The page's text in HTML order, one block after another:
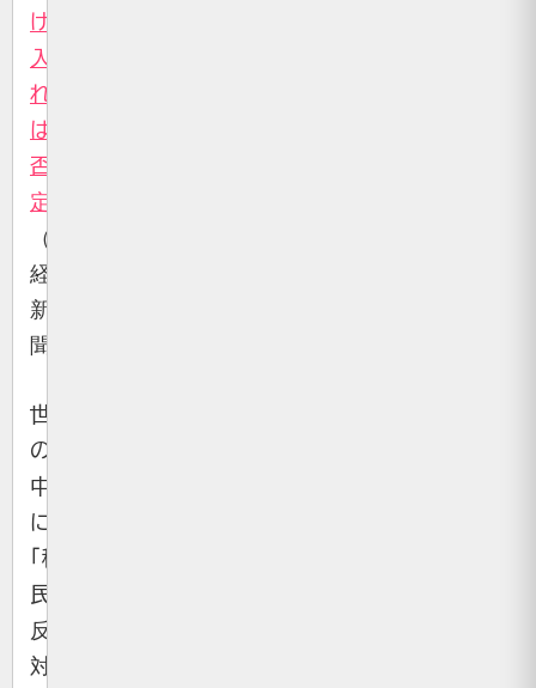
け
入
れ
は
否
定
（産
経
新
聞）
世
の
中
に
「移
民
反
対」